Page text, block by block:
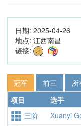
日期: 2025-04-26
地点: 江西南昌
链接:
冠军 前三 所
项目
选手
三阶
Xuanyi